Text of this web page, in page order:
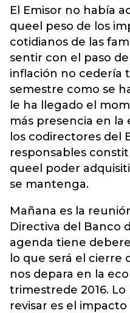
El Emisor no había
queel peso de los
cotidianos de las
sentir con el paso
inflación no cedería
semestre como se
le ha llegado el
más presencia en la
los codirectores del
responsables
queel poder
se mantenga.
Mañana es la
Directiva del Banco
agenda tiene
lo que será el cierre
nos depara en la
trimestrede 2016.
revisar es el